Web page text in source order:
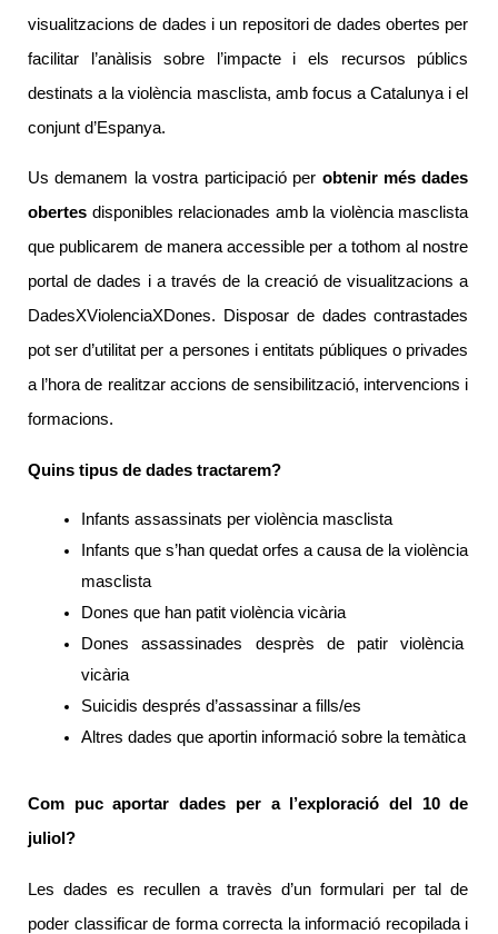
visualitzacions de dades i un repositori de dades obertes per
facilitar l’anàlisis sobre l’impacte i els recursos públics
destinats a la violència masclista, amb focus a Catalunya i el
conjunt d’Espanya.
Us demanem la vostra participació per obtenir més dades
obertes disponibles relacionades amb la violència masclista
que publicarem de manera accessible per a tothom al nostre
portal de dades i a través de la creació de visualitzacions a
DadesXViolenciaXDones. Disposar de dades contrastades
pot ser d’utilitat per a persones i entitats públiques o privades
a l’hora de realitzar accions de sensibilització, intervencions i
formacions.
Quins tipus de dades tractarem?
Infants assassinats per violència masclista
Infants que s’han quedat orfes a causa de la violència
masclista
Dones que han patit violència vicària
Dones assassinades desprès de patir violència
vicària
Suicidis després d’assassinar a fills/es
Altres dades que aportin informació sobre la temàtica
Com puc aportar dades per a l’exploració del 10 de
juliol?
Les dades es recullen a travès d’un formulari per tal de
poder classificar de forma correcta la informació recopilada i